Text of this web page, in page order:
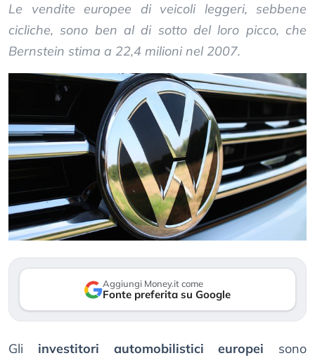
Le vendite europee di veicoli leggeri, sebbene
cicliche, sono ben al di sotto del loro picco, che
Bernstein stima a 22,4 milioni nel 2007.
Aggiungi Money.it come
Fonte preferita su Google
Gli investitori automobilistici europei sono